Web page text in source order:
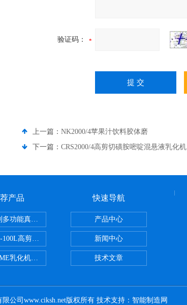
验证码：
上一篇： NK2000/4苹果汁饮料胶体磨
下一篇： CRS2000/4高剪切磺胺嘧啶混悬液乳化机
产品
功能真空乳化机
100L高剪切液洗面霜膏霜真空均质乳化机
乳化机成套设备
快速导航
产品中心
新闻中心
技术文章
公司www.ciksh.net版权所有 技术支持： 智能制造网